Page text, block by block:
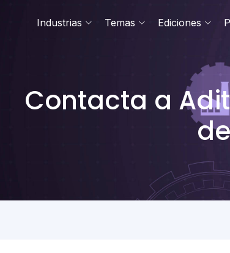
Industrias Temas Ediciones
Contacta a